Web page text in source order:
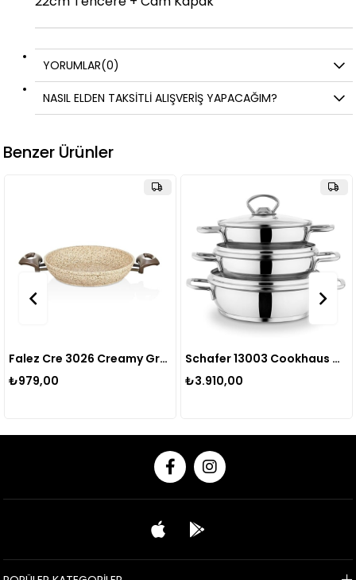
YORUMLAR(0)
NASIL ELDEN TAKSİTLİ ALIŞVERİŞ YAPACAĞIM?
Benzer Ürünler
Falez Cre 3026 Creamy Granitec 20cm Sahan
₺979,00
Schafer 13003 Cookhaus Celık Sahan Setı 6 Prc Gumus
₺3.910,00